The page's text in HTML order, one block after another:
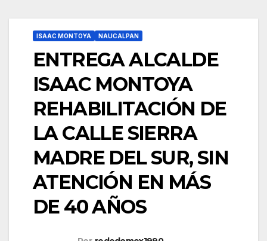
ISAAC MONTOYA NAUCALPAN
ENTREGA ALCALDE
ISAAC MONTOYA
REHABILITACIÓN DE
LA CALLE SIERRA
MADRE DEL SUR, SIN
ATENCIÓN EN MÁS
DE 40 AÑOS